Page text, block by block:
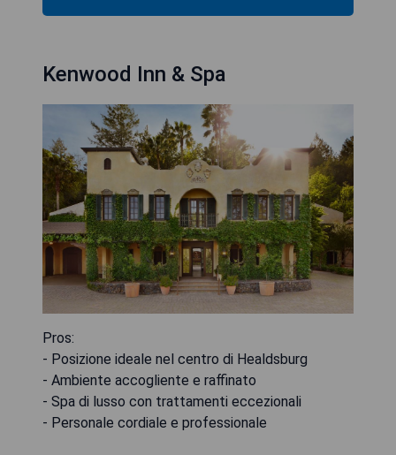
Kenwood Inn & Spa
Pros:
- Posizione ideale nel centro di Healdsburg
- Ambiente accogliente e raffinato
- Spa di lusso con trattamenti eccezionali
- Personale cordiale e professionale